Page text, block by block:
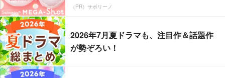
（PR）サボリーノ
2026年7月夏ドラマも、注目作＆話題作
が勢ぞろい！